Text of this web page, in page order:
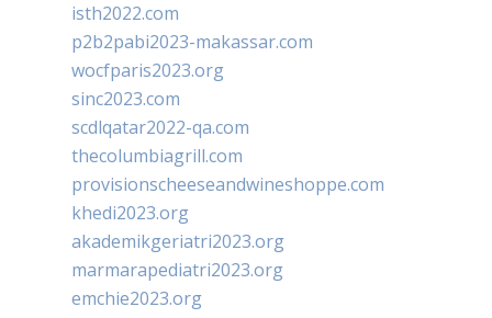
isth2022.com
p2b2pabi2023-makassar.com
wocfparis2023.org
sinc2023.com
scdlqatar2022-qa.com
thecolumbiagrill.com
provisionscheeseandwineshoppe.com
khedi2023.org
akademikgeriatri2023.org
marmarapediatri2023.org
emchie2023.org